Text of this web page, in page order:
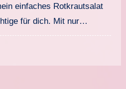
einfaches Rotkrautsalat
für dich. Mit nur…